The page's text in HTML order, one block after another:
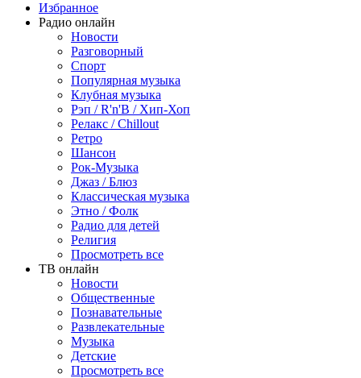
Избранное
Радио онлайн
Новости
Разговорный
Спорт
Популярная музыка
Клубная музыка
Рэп / R'n'B / Хип-Хоп
Релакс / Chillout
Ретро
Шансон
Рок-Музыка
Джаз / Блюз
Классическая музыка
Этно / Фолк
Радио для детей
Религия
Просмотреть все
ТВ онлайн
Новости
Общественные
Познавательные
Развлекательные
Музыка
Детские
Просмотреть все